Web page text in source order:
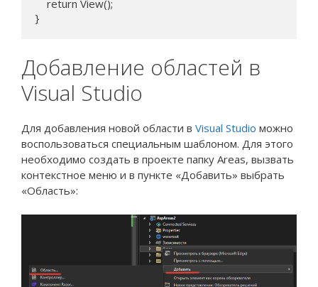
    return View();
}
Добавление областей в
Visual Studio
Для добавления новой области в Visual Studio можно
воспользоваться специальным шаблоном. Для этого
необходимо создать в проекте папку Areas, вызвать
контекстное меню и в пункте «Добавить» выбрать
«Область»: